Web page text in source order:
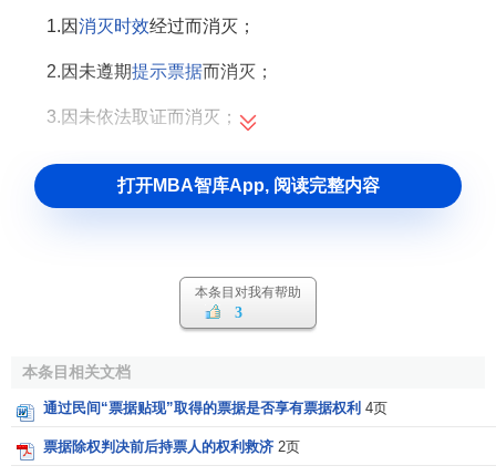
1.因消灭时效经过而消灭；
2.因未遵期提示票据而消灭；
3.因未依法取证而消灭；
4.因法定事由出现而消灭。
票据权利消灭的情形
③票据时效
④保全手续欠缺；
⑤除权判决；
打开MBA智库App, 阅读完整内容
本条目对我有帮助
3
本条目相关文档
通过民间“票据贴现”取得的票据是否享有票据权利 4页
票据除权判决前后持票人的权利救济 2页